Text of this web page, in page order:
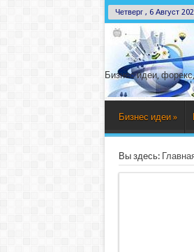
Четверг , 6 Август
Бизнес идеи,
Бизнес идеи »
Вы здесь: